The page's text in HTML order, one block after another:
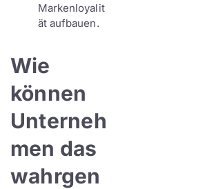
Markenloyalit
ät aufbauen.
Wie
können
Unterneh
men das
wahrgen